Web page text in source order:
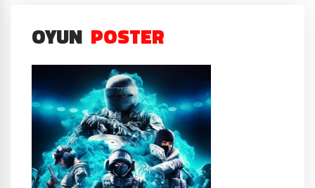
OYUN POSTER